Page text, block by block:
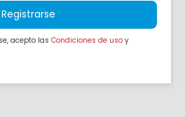
Registrarse
acepto las Condiciones de uso y